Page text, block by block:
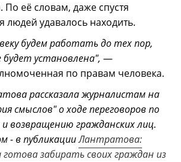
По её словам, даже спустя
людей удавалось находить.
будем работать до тех пор,
будет установлена", —
по правам человека.
рассказала журналистам на
смыслов" о ходе переговоров по
возвращению гражданских лиц.
- в публикацииЛантратова:
готова забирать своих граждан из